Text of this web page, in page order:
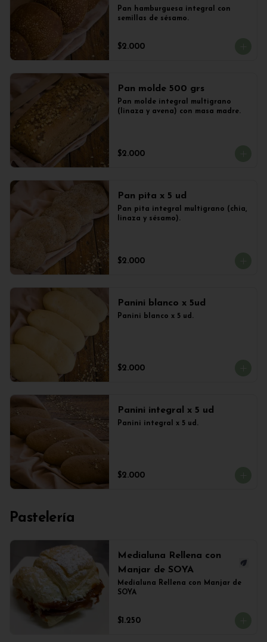
Pan hamburguesa integral con
semillas de sésamo.
$2.000
Pan molde 500 grs
Pan molde integral multigrano
(linaza y avena) con masa madre.
$2.000
Pan pita x 5 ud
Pan pita integral multigrano (chia,
linaza y sésamo).
$2.000
Panini blanco x 5ud
Panini blanco x 5 ud.
$2.000
Panini integral x 5 ud
Panini integral x 5 ud.
$2.000
Pastelería
Medialuna Rellena con
Manjar de SOYA
Medialuna Rellena con Manjar de
SOYA
$1.250